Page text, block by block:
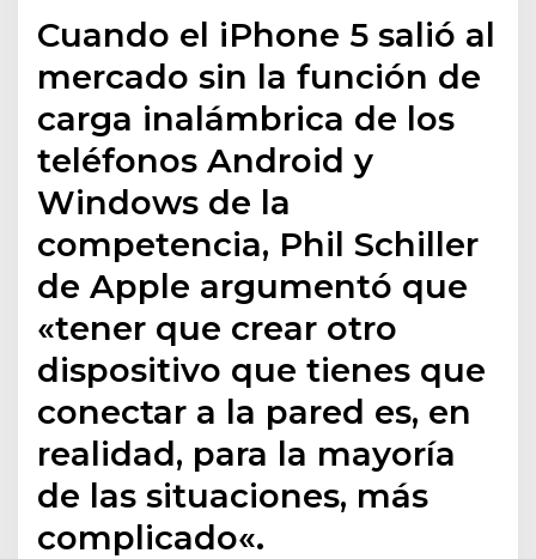
Cuando el iPhone 5 salió al
mercado sin la función de
carga inalámbrica de los
teléfonos Android y
Windows de la
competencia, Phil Schiller
de Apple argumentó que
«tener que crear otro
dispositivo que tienes que
conectar a la pared es, en
realidad, para la mayoría
de las situaciones, más
complicado«.